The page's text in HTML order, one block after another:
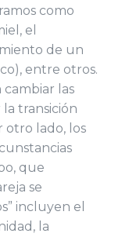
como
el
de un
entre otros.
cambiar las
transición
otro lado, los
que
se
incluyen el
la